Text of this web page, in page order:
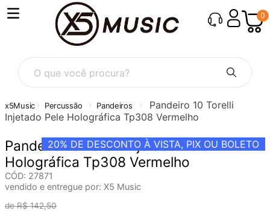
0
O que você procura?
Percussão Pandeiros
Pandeiro 10 Torelli
Injetado Pele Holográfica Tp308 Vermelho
20% DE DESCONTO À VISTA, PIX OU BOLETO
Pandeiro 10 Torelli Injetado Pele
Holográfica Tp308 Vermelho
CÓD: 27871
vendido e entregue por: X5 Music
R$ 142,50